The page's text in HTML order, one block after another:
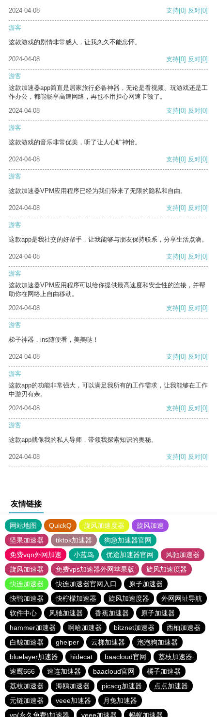
2024-04-08 支持[0] 反对[0]
游客
这款游戏的剧情非常感人，让我久久不能忘怀。
2024-04-08 支持[0] 反对[0]
游客
这款加速器app简直是居家旅行必备神器，无论是看视频、玩游戏还是工
作办公，都能畅享高速网络，再也不用担心网速卡顿了。
2024-04-08
支持[0] 反对[0]
游客
这款游戏的音乐非常优美，听了让人心旷神怡。
2024-04-08 支持[0] 反对[0]
游客
这款加速器VPM应用程序已经为我们带来了无限的隐私和自由。
2024-04-08 支持[0] 反对[0]
游客
这款app是我社交的好帮手，让我能够与朋友保持联系，分享生活点滴。
2024-04-08 支持[0] 反对[0]
游客
这款加速器VPM应用程序可以给你提供最高速度和安全性的连接，并帮
助你在网络上自由移动。
2024-04-08
支持[0] 反对[0]
游客
梯子神器，ins随便看，美美哒！
2024-04-08 支持[0] 反对[0]
游客
这款app的功能非常强大，可以满足我所有的工作需求，让我能够在工作
中游刃有余。
2024-04-08
支持[0] 反对[0]
游客
这款app就像我的私人导师，带领我探索知识的奥秘。
2024-04-08 支持[0] 反对[0]
友情链接
网站地图 QuickQ 旋风加速度器
旋风加速
坚果加速器
tiktok加速器
狗急加速器官网
免费vqn外网加速
小蓝鸟 优途加速器官网
风驰加速器
旋风加速器
免费vps加速器外网苹果版
旋风加速度器
快连加速器
快连加速器官网入口
原子加速器
快鸭加速器
快柠檬加速器 旋风加速度器
外网网址导航
软件中心
风驰加速器 香蕉加速器
原子加速器
hammer加速器
啊哈加速器 bitznet加速器
西柚加速器
白鲸加速器
ghelper 云梯加速器
泡泡狗加速器
bluelayer加速器
hidecat baacloud官网
荔枝加速器
速鹰666
速连加速器 baacloud官网
橘子加速器
荔枝加速器
海鸥加速器 picacg加速器
点点加速器
元链加速器
veee加速器
月兔加速器
vp(永久免费)加速器
veee加速器 蚂蚁加速器